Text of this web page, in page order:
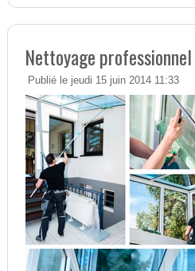
Nettoyage
Publié le jeudi 15 juin 2014 11:33